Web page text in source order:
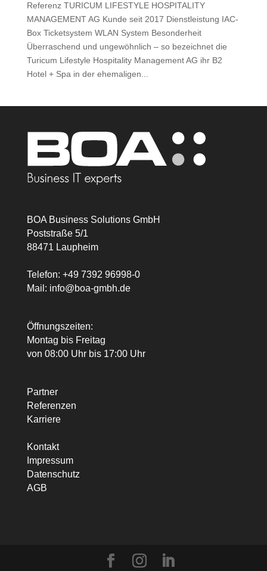
Referenz TURICUM LIFESTYLE HOSPITALITY
MANAGEMENT AG Kunde seit 2017 Dienstleistung IAC-
Box Ticketsystem WLAN System Besonderheit
Überraschend und ungewöhnlich – so bezeichnet die
Turicum Lifestyle Hospitality Management AG ihr B2
Hotel + Spa in der ehemaligen...
BOA Business Solutions GmbH
Poststraße 5/1
88471 Laupheim
Telefon: +49 7392 96998-0
Mail: info@boa-gmbh.de
Öffnungszeiten:
Montag bis Freitag
von 08:00 Uhr bis 17:00 Uhr
Partner
Referenzen
Karriere
Kontakt
Impressum
Datenschutz
AGB